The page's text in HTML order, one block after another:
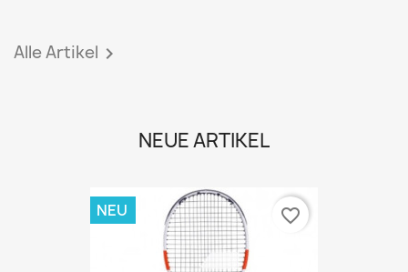
Alle Artikel 
NEUE ARTIKEL
NEU favorite_border